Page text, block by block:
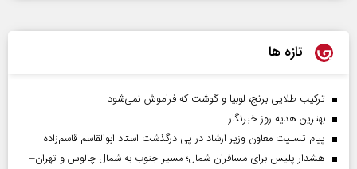
تازه ها
ترکیب طلایی برنج، لوبیا و گوشت که فراموش نمی‌شود
بهترین هدیه روز خبرنگار
پیام تسلیت معاون وزیر ارشاد در پی درگذشت استاد ابوالقاسم قاسم‌زاده
هشدار پلیس برای مسافران شمال؛ مسیر جنوب به شمال چالوس و تهران–